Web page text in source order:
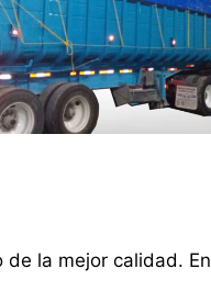
la mejor calidad. En